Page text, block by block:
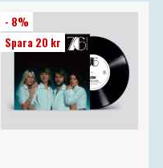
- 8%
Spara 20 kr